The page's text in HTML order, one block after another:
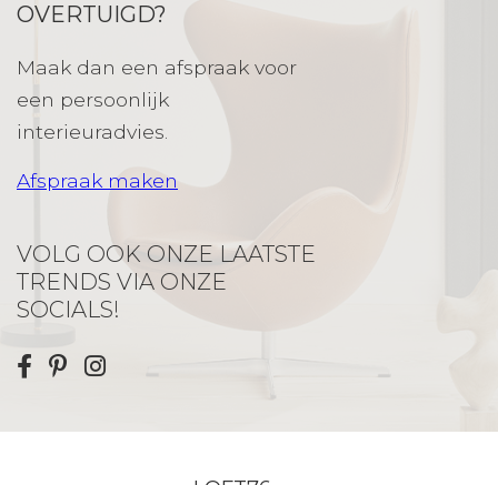
OVERTUIGD?
Maak dan een afspraak voor
een persoonlijk
interieuradvies.
Afspraak maken
VOLG OOK ONZE LAATSTE
TRENDS VIA ONZE
SOCIALS!